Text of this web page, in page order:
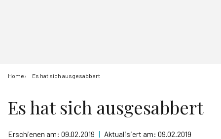
Home Es hat sich ausgesabbert
Es hat sich ausgesabbert
Erschienen am: 09.02.2019 | Aktualisiert am: 09.02.2019